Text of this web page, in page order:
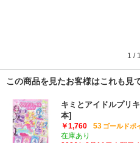
1 /
この商品を見たお客様はこれも見
キミとアイドルプリ
本]
￥1,760 53 ゴールドポ
在庫あり